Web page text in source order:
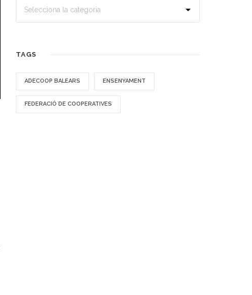
TAGS
ADECOOP BALEARS ENSENYAMENT
FEDERACIÓ DE COOPERATIVES